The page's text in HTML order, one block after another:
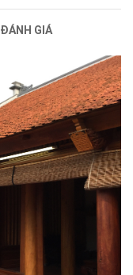
ĐÁNH GIÁ